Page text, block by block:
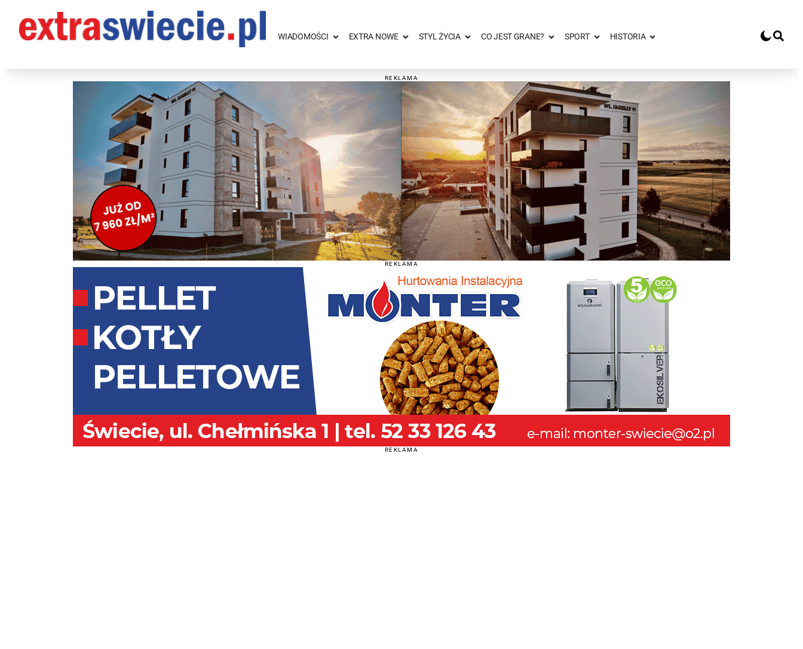
WIADOMOŚCI EXTRA NOWE STYL ŻYCIA CO JEST GRANE? SPORT HISTORIA
REKLAMA
REKLAMA
REKLAMA